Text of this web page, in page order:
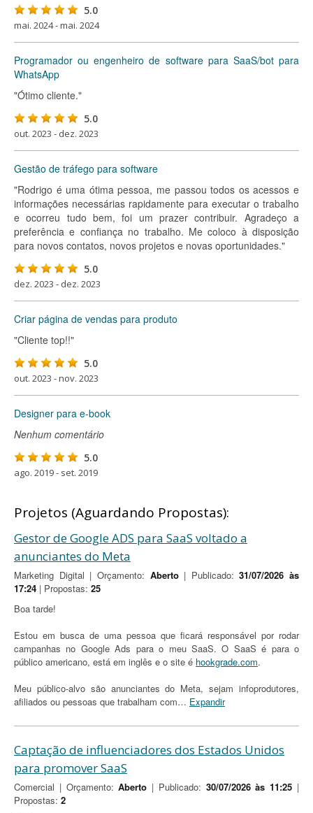
5.0
mai. 2024 - mai. 2024
Programador ou engenheiro de software para SaaS/bot para
WhatsApp
"Ótimo cliente."
5.0
out. 2023 - dez. 2023
Gestão de tráfego para software
"Rodrigo é uma ótima pessoa, me passou todos os acessos e
informações necessárias rapidamente para executar o trabalho
e ocorreu tudo bem, foi um prazer contribuir. Agradeço a
preferência e confiança no trabalho. Me coloco à disposição
para novos contatos, novos projetos e novas oportunidades."
5.0
dez. 2023 - dez. 2023
Criar página de vendas para produto
"Cliente top!!"
5.0
out. 2023 - nov. 2023
Designer para e-book
Nenhum comentário
5.0
ago. 2019 - set. 2019
Projetos (Aguardando Propostas):
Gestor de Google ADS para SaaS voltado a
anunciantes do Meta
Marketing Digital | Orçamento: Aberto| Publicado:31/07/2026 às
17:24 | Propostas: 25
Boa tarde!
Estou em busca de uma pessoa que ficará responsável por rodar
campanhas no Google Ads para o meu SaaS. O SaaS é para o
público americano, está em inglês e o site é hookgrade.com.
Meu público-alvo são anunciantes do Meta, sejam infoprodutores,
afiliados ou pessoas que trabalham com… Expandir
Captação de influenciadores dos Estados Unidos
para promover SaaS
Comercial | Orçamento:Aberto | Publicado: 30/07/2026 às 11:25 |
Propostas: 2